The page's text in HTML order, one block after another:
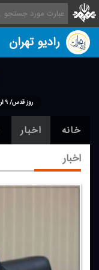
رادیو تهران
روز قدس/ ۹ اردیبهشت از ساعت ۰۹:۳۰ به مدت ۱۸۰ دقیقه
خانه اخبار
اخبار